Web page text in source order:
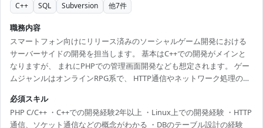
C++ SQL Subversion 他7件
職務内容
スマートフォン向けにリリース済みのソーシャルゲーム開発における
サーバーサイドの開発を担当します。 基本はC++での開発がメインと
なりますが、 まれにPHPでの管理画面開発なども想定されます。 ゲー
ムジャンルはオンラインRPG系で、 HTTP通信やネットワーク処理の概
のチューニングのみで対応できます。 開発環境は以下の通りです。 言
語：C++、PHP5.3 OS：CentOS DB：MySQL5.5 FW：CakePHP KVS：
必須スキル
PHP C/C++ ・C++での開発経験2年以上 ・Linux上での開発経験 ・HTTP
通信、ソケット通信などの概念がわかる ・DBのテーブル設計の経験